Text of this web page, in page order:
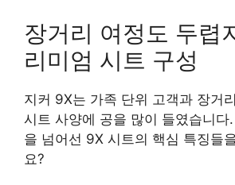
장거리 여정도 두렵
리미엄 시트 구성
지커 9X는 가족 단위 고객과 장거
시트 사양에 공을 많이 들였습니다
을 넘어선 9X 시트의 핵심 특징들
요?